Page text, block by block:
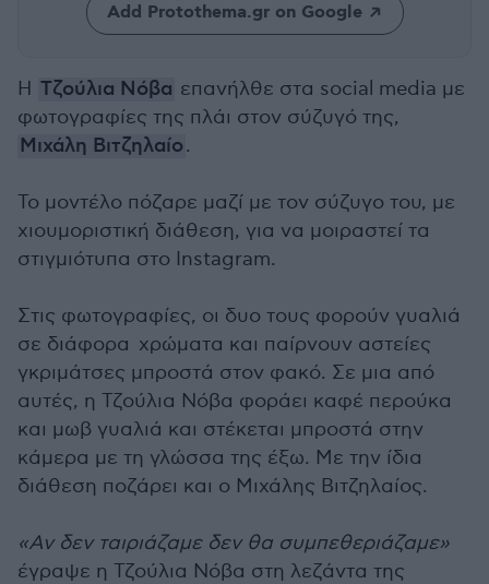
Add Protothema.gr on Google
Η Τζούλια Νόβα επανήλθε στα social media με
φωτογραφίες της πλάι στον σύζυγό της,
Μιχάλη Βιτζηλαίο.
Το μοντέλο πόζαρε μαζί με τον σύζυγο του, με
χιουμοριστική διάθεση, για να μοιραστεί τα
στιγμιότυπα στο Instagram.
Στις φωτογραφίες, οι δυο τους φορούν γυαλιά
σε διάφορα χρώματα και παίρνουν αστείες
γκριμάτσες μπροστά στον φακό. Σε μια από
αυτές, η Τζούλια Νόβα φοράει καφέ περούκα
και μωβ γυαλιά και στέκεται μπροστά στην
κάμερα με τη γλώσσα της έξω. Με την ίδια
διάθεση ποζάρει και ο Μιχάλης Βιτζηλαίος.
«Αν δεν ταιριάζαμε δεν θα συμπεθεριάζαμε»
έγραψε η Τζούλια Νόβα στη λεζάντα της